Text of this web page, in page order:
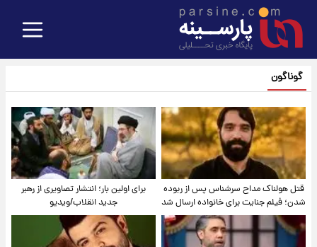
گوناگون
قتل هولناک مداح سرشناس پس از ربوده
شدن؛ فیلم جنایت برای خانواده ارسال شد
برای اولین بار؛ انتشار تصاویری از رهبر
جدید انقلاب/ویدیو